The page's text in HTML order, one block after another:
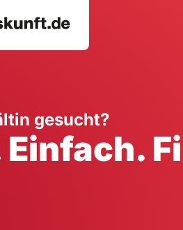
Handwerk
Dienstleistung
gesucht?
Einfach.